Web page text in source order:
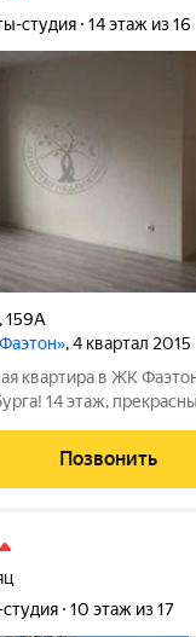
студия 14 этаж из 16
,159А
, 4 квартал 2015
квартира в ЖК
14 этаж,
в формате
и пол полностью
Позвонить
10 этаж из 17